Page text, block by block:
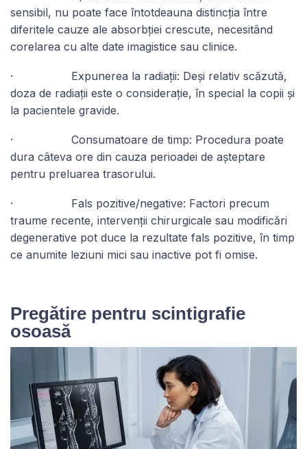
sensibil, nu poate face întotdeauna distincția între
diferitele cauze ale absorbției crescute, necesitând
corelarea cu alte date imagistice sau clinice.
· Expunerea la radiații: Deși relativ scăzută,
doza de radiații este o considerație, în special la copii și
la pacientele gravide.
· Consumatoare de timp: Procedura poate
dura câteva ore din cauza perioadei de așteptare
pentru preluarea trasorului.
· Fals pozitive/negative: Factori precum
traume recente, intervenții chirurgicale sau modificări
degenerative pot duce la rezultate fals pozitive, în timp
ce anumite leziuni mici sau inactive pot fi omise.
Pregătire pentru scintigrafie
osoasă